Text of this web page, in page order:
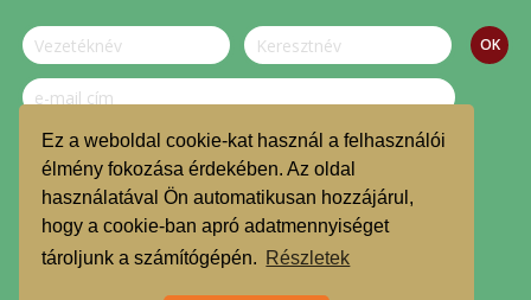
Ez a weboldal cookie-kat használ a felhasználói
élmény fokozása érdekében. Az oldal
használatával Ön automatikusan hozzájárul,
hogy a cookie-ban apró adatmennyiséget
tároljunk a számítógépén. Részletek
Szeretnék feliratkozni a hírlevélre.
© Dombvidék Kosárközösség 2019.
TMR
Árgarancia